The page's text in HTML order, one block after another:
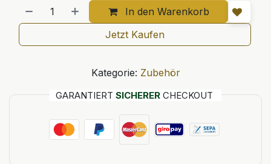
In den Warenkorb
Jetzt Kaufen
Kategorie: Zubehör
GARANTIERT SICHERER CHECKOUT